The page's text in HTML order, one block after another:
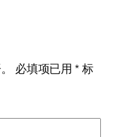
必填项已用*标